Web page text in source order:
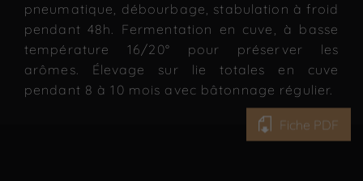
pneumatique, débourbage, stabulation à froid
pendant 48h. Fermentation en cuve, à basse
température 16/20° pour préserver les
arômes. Élevage sur lie totales en cuve
pendant 8 à 10 mois avec bâtonnage régulier.
Fiche PDF